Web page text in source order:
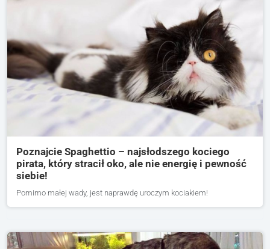
Poznajcie Spaghettio – najsłodszego kociego
pirata, który stracił oko, ale nie energię i pewność
siebie!
Pomimo małej wady, jest naprawdę uroczym kociakiem!